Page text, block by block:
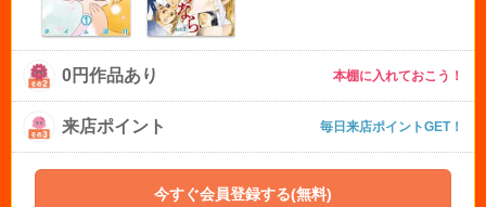
0円作品あり 本棚に入れておこう！
来店ポイント 毎日来店ポイントGET！
今すぐ会員登録する(無料)